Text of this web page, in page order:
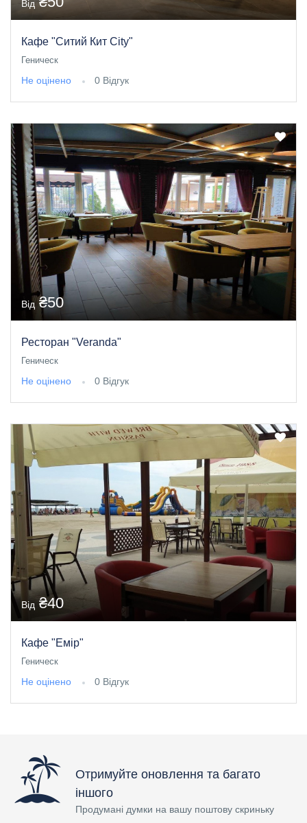
Від
Кафе "Ситий Кит City"
Геническ
Не оцінено 0 Відгук
Від₴50
Ресторан "Veranda"
Геническ
Не оцінено 0 Відгук
Від ₴40
Кафе "Емір"
Геническ
Не оцінено 0 Відгук
Отримуйте оновлення та багато
іншого
Продумані думки на вашу поштову скриньку